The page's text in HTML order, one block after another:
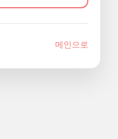
메인으로